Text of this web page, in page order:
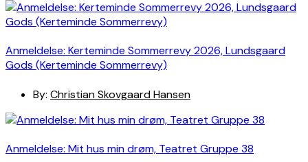
Anmeldelse: Kerteminde Sommerrevy 2026, Lundsgaard
Gods (Kerteminde Sommerrevy)
By: Christian Skovgaard Hansen
Anmeldelse: Mit hus min drøm, Teatret Gruppe 38